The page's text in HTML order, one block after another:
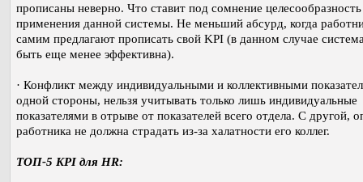
прописаны неверно. Что ставит под сомнение целесообразность
применения данной системы. Не меньший абсурд, когда
самим предлагают прописать свой KPI (в данном случае
быть еще менее эффективна).
· Конфликт между индивидуальными и коллективными
одной стороны, нельзя учитывать только лишь индивидуальные
показателями в отрыве от показателей всего отдела. С другой,
работника не должна страдать из-за халатности его коллег.
ТОП-5 KPI для HR: